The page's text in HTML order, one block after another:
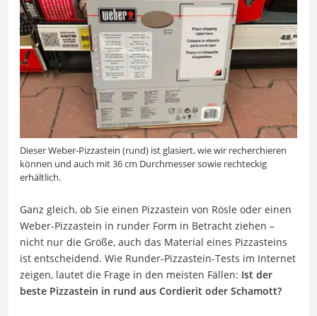
Dieser Weber-Pizzastein (rund) ist glasiert, wie wir recherchieren
können und auch mit 36 cm Durchmesser sowie rechteckig
erhältlich.
Ganz gleich, ob Sie einen Pizzastein von Rösle oder einen
Weber-Pizzastein in runder Form in Betracht ziehen –
nicht nur die Größe, auch das Material eines Pizzasteins
ist entscheidend. Wie Runder-Pizzastein-Tests im Internet
zeigen, lautet die Frage in den meisten Fällen: Ist der
beste Pizzastein in rund aus Cordierit oder Schamott?